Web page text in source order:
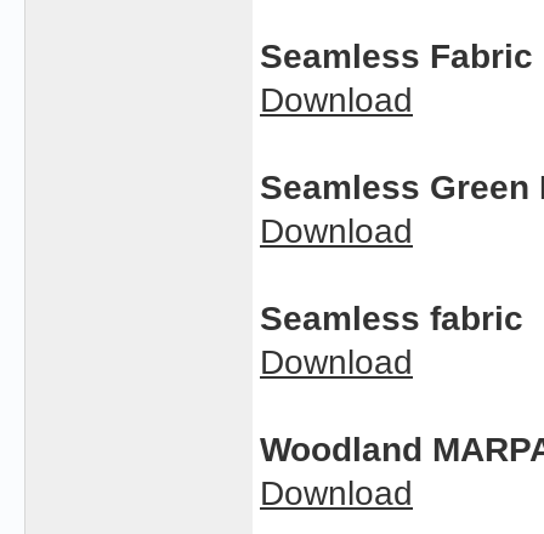
Seamless
Download
Seamless Green
Download
Seamless fabric
Download
Woodland
Download